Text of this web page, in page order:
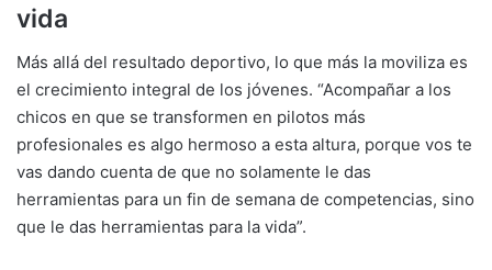
vida
Más allá del resultado deportivo, lo que más la moviliza es
el crecimiento integral de los jóvenes. “Acompañar a los
chicos en que se transformen en pilotos más
profesionales es algo hermoso a esta altura, porque vos te
vas dando cuenta de que no solamente le das
herramientas para un fin de semana de competencias, sino
que le das herramientas para la vida”.